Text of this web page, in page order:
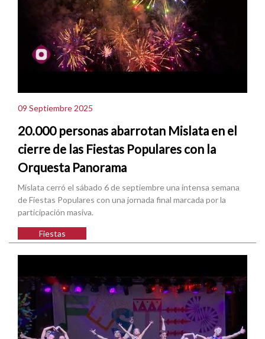
09 Septiembre 2025
20.000 personas abarrotan Mislata en el
cierre de las Fiestas Populares con la
Orquesta Panorama
Mislata cerró el sábado 6 de septiembre una intensa semana
de Fiestas Populares con una jornada final marcada por la
participación masiva.
Fiestas